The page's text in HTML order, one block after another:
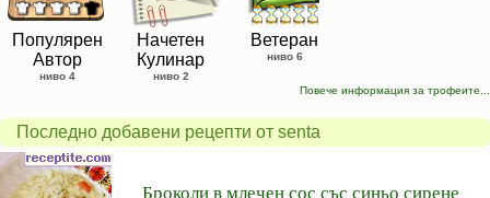
Популярен
Автор
ниво 4
Начетен
Кулинар
ниво 2
Ветеран
ниво 6
Повече информация за трофеите...
Последно добавени рецепти от senta
Броколи в млечен сос със синьо сирене